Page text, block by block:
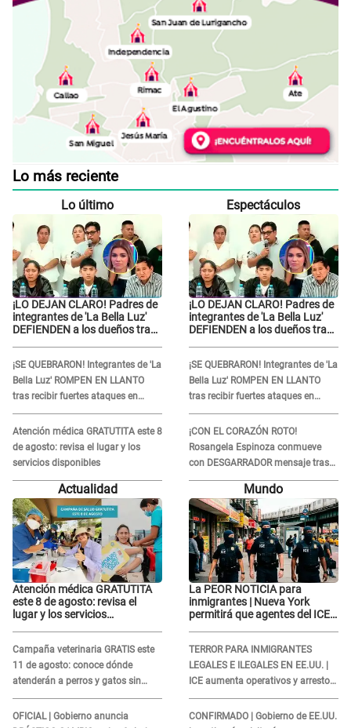
Lo más reciente
Lo último
¡LO DEJAN CLARO! Padres de
integrantes de 'La Bella Luz'
DEFIENDEN a los dueños tras
¡SE QUEBRARON! Integrantes de 'La
Bella Luz' ROMPEN EN LLANTO
tras recibir fuertes ataques en
redes por DENUNCIA de acoso
contra Naldy Saldaña
Atención médica GRATUTITA este 8
de agosto: revisa el lugar y los
servicios disponibles
Espectáculos
¡LO DEJAN CLARO! Padres de
integrantes de 'La Bella Luz'
DEFIENDEN a los dueños tras
¡SE QUEBRARON! Integrantes de 'La
Bella Luz' ROMPEN EN LLANTO
tras recibir fuertes ataques en
redes por DENUNCIA de acoso
contra Naldy Saldaña
¡CON EL CORAZÓN ROTO!
Rosangela Espinoza conmueve
con DESGARRADOR mensaje tras
terrible pérdida: "Descansa en
Actualidad
Atención médica GRATUTITA
este 8 de agosto: revisa el
lugar y los servicios
Campaña veterinaria GRATIS este
11 de agosto: conoce dónde
atenderán a perros y gatos sin
costo
OFICIAL | Gobierno anuncia
Mundo
La PEOR NOTICIA para
inmigrantes | Nueva York
permitirá que agentes del ICE
TERROR PARA INMIGRANTES
LEGALES E ILEGALES EN EE.UU. |
ICE aumenta operativos y arrestos
a extranjeros en aeropuertos
CONFIRMADO | Gobierno de EE.UU.